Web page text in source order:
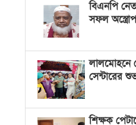
বিএনপি
সফল
লালমোহনে
সেন্টারের
শিক্ষক